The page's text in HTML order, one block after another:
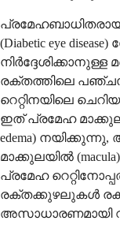
(Diabetic eye
രക്തത്തിലെ
റെറ്റിനയിലെ
ഇത് പ്രമേഹ
edema)
മാക്കുലയിൽ
പ്രമേഹ
രക്തക്കുഴലുകൾ
അസാധാരണമായി